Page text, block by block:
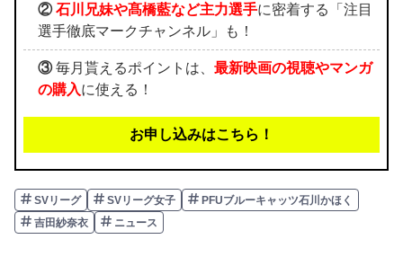
② 石川兄妹や髙橋藍など主力選手に密着する「注目
選手徹底マークチャンネル」も！
③毎月貰えるポイントは、 最新映画の視聴やマンガ
の購入に使える！
お申し込みはこちら！
SVリーグ SVリーグ女子
PFUブルーキャッツ石川かほく
吉田紗奈衣
ニュース